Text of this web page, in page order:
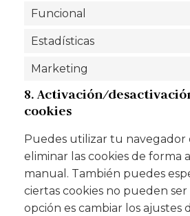
Funcional
Estadísticas
Marketing
8. Activación/
cookies
Puedes utilizar tu
eliminar las cookies de forma
manual. También puedes
ciertas cookies no pueden ser
opción es cambiar los ajustes